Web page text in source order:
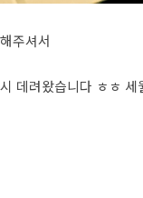
주셔서
데려왔습니다 ㅎㅎ 세